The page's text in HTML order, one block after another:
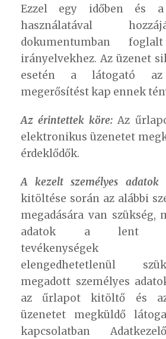
Ezzel egy időben és a
használatával
dokumentumban
irányelvekhez. Az üzenet
esetén a látogató
megerősítést kap ennek
Az érintettek köre:Az
elektronikus üzenetet
érdeklődők.
A kezelt személyes adatok
kitöltése során az alábbi
megadására van szükség,
adatok a lent
tevékenységek
elengedhetetlenül
megadott személyes
az űrlapot kitöltő és
üzenetet megküldő
kapcsolatban